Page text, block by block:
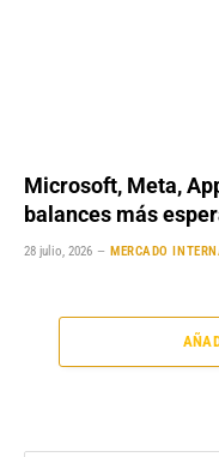
Microsoft, Meta,
balances más
28 julio, 2026 MERCADO